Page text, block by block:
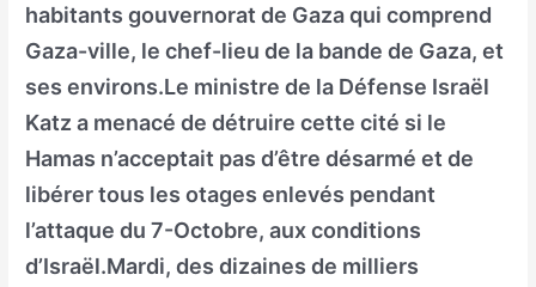
habitants gouvernorat de Gaza qui comprend
Gaza-ville, le chef-lieu de la bande de Gaza, et
ses environs.Le ministre de la Défense Israël
Katz a menacé de détruire cette cité si le
Hamas n’acceptait pas d’être désarmé et de
libérer tous les otages enlevés pendant
l’attaque du 7-Octobre, aux conditions
d’Israël.Mardi, des dizaines de milliers